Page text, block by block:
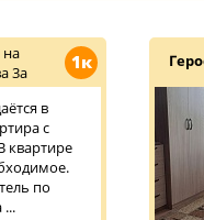
1к
на
3а
в
с
квартире
по
...